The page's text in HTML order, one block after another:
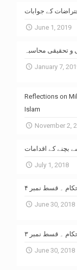
کے جوابات
June 1, 2019
و تحقیقی محاسبہ
January 7,
Reflections on
Islam
November 2,
بچنے کے اقدامات
July 1, 2018
۔ قسط نمبر ۴
June 30, 2018
۔ قسط نمبر ۳
June 30, 2018